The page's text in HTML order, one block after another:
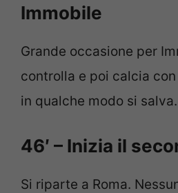
Immobile
Grande occasione per
controlla e poi calcia
in qualche modo si salva.
46′ – Inizia il
Si riparte a Roma.